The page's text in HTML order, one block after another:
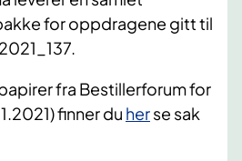
for oppdragene gitt til
fra Bestillerforum for
finner du her​ se sak